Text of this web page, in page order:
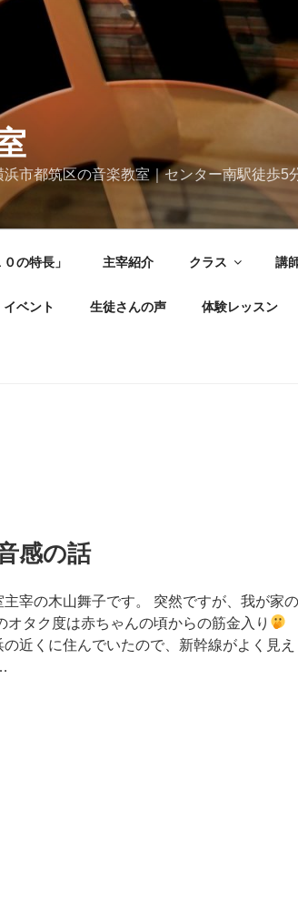
市都筑区の音楽教室｜センター南駅徒歩
の特長」 主宰紹介 クラス 講
イベント 生徒さんの声 体験レッスン
感の話
宰の木山舞子です。 突然ですが、我が家の
オタク度は赤ちゃんの頃からの筋金入り
近くに住んでいたので、新幹線がよく見え